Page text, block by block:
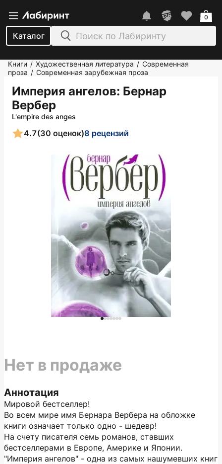
Каталог
0
Книги / Художественная литература / Современная
проза / Современная зарубежная проза
Империя ангелов: Бернар
Вербер
L'empire des anges
4.7(30 оценок)8 рецензий
Аннотация
Мировой бестселлер!
Во всем мире имя Бернара Вербера на обложке
книги означает только одно - шедевр!
На счету писателя семь романов, ставших
бестселлерами в Европе, Америке и Японии.
"Империя ангелов" - одна из самых нашумевших книг
Нет в продаже